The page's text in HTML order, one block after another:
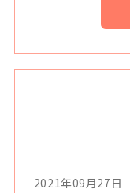
2021年09月27日